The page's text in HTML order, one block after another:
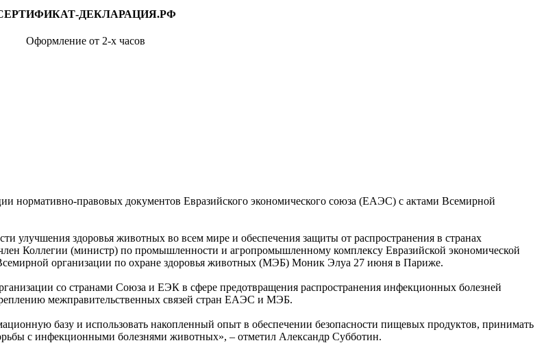
ДЕКЛАРАЦИЯ.РФ
Оформление от 2-х часов
нормативно-правовых документов Евразийского экономического союза (ЕАЭС) с актами Всемирной
улучшения здоровья животных во всем мире и обеспечения защиты от распространения в странах
Коллегии (министр) по промышленности и агропромышленному комплексу Евразийской экономической
организации по охране здоровья животных (МЭБ) Моник Элуа 27 июня в Париже.
со странами Союза и ЕЭК в сфере предотвращения распространения инфекционных болезней
межправительственных связей стран ЕАЭС и МЭБ.
базу и использовать накопленный опыт в обеспечении безопасности пищевых продуктов, принимать
с инфекционными болезнями животных», – отметил Александр Субботин.